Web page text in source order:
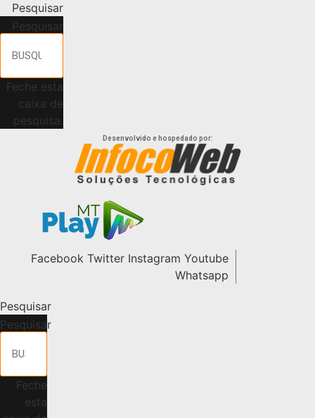
Pesquisar
Pesquisar
Feche esta
caixa de
pesquisa.
Desenvolvido e hospedado por:
Facebook Twitter Instagram Youtube
Whatsapp
Pesquisar
Pesquisar
Feche
esta